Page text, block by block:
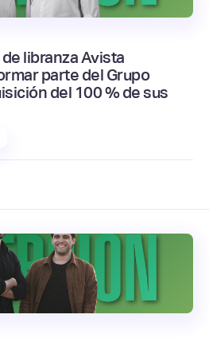
libranza Avista
parte del Grupo
del 100 % de sus